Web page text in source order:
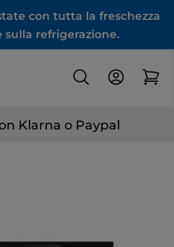
con tutta la freschezza
sulla refrigerazione.
Klarna o Paypal